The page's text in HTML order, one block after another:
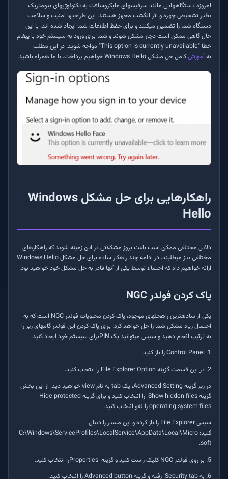
امروزه دستگاه­هایی مانند سرفیس­های مایکروسافت به تکنولوژی­های بیومتریک
نظیر تشخیص چهره و اثر انگشت مجهز هستند. این طراحی­ها امنیت و سلامت
دستگاه شما را تضمین می­کنند و برای حفظ اطلاعات شما ایجاد شده اند،‌ با این
حال گاهی ممکن است دچار مشکل شوند و شما برای ورود به سیستم خود با پیغام
خطا "This option is currently unavailable" مواجه شوید. در این مطلب
بهآموزشکامل حل مشکلWindows Helloخواهیم پرداخت. با ما همراه باشید.
راهکارهایی برای حل مشکلWindows
Hello
دلایل مختلفی ممکن است باعث بروز مشکلاتی در این زمینه شوند که راهکارهای
مختلفی نیز می­طلبند. در ادامه چند راهکار ساده برای حل مشکلWindows Hello
ارائه خواهیم داد که احتمالا توسط یکی از آنها قادر به حل مشکل خود خواهید بود.
پاک کردن فولدرNGC
یکی از ساده­ترین راه­حل­های موجود،‌ پاک کردن محتویات فولدرNGC ‌ است که به
احتمال زیاد مشکل شما را حل خواهد کرد. برای پاک کردن این فولدر گام­های زیر را
به ترتیب انجام دهید و سپس می­توانید یک PIN‌برای سیستم خود ایجاد کنید.
1. Control Panel
را باز کنید.
2. در این قسمت گزینه
File Explorer Option ‌ را انتخاب کنید.
در زیر گزینه Advanced Setting‌، یکtab به نامviewخواهید دید. از این بخش
گزینهShow hidden files را انتخاب کنید و برای گزینه Hide protected
operating system filesرا لغو انتخاب کنید.
سپسFile Explorer ‌ را باز کرده و این مسیر را دنبال
کنید: C:\Windows\ServiceProfiles\LocalService\AppData\Local\Micro
soft.
5. بر روی فولدر
NGC کلیک راست کنید و گزینه
را انتخاب کنید.
6. به
Security tab رفته و گزینه Advanced buttonرا انتخاب کنید.